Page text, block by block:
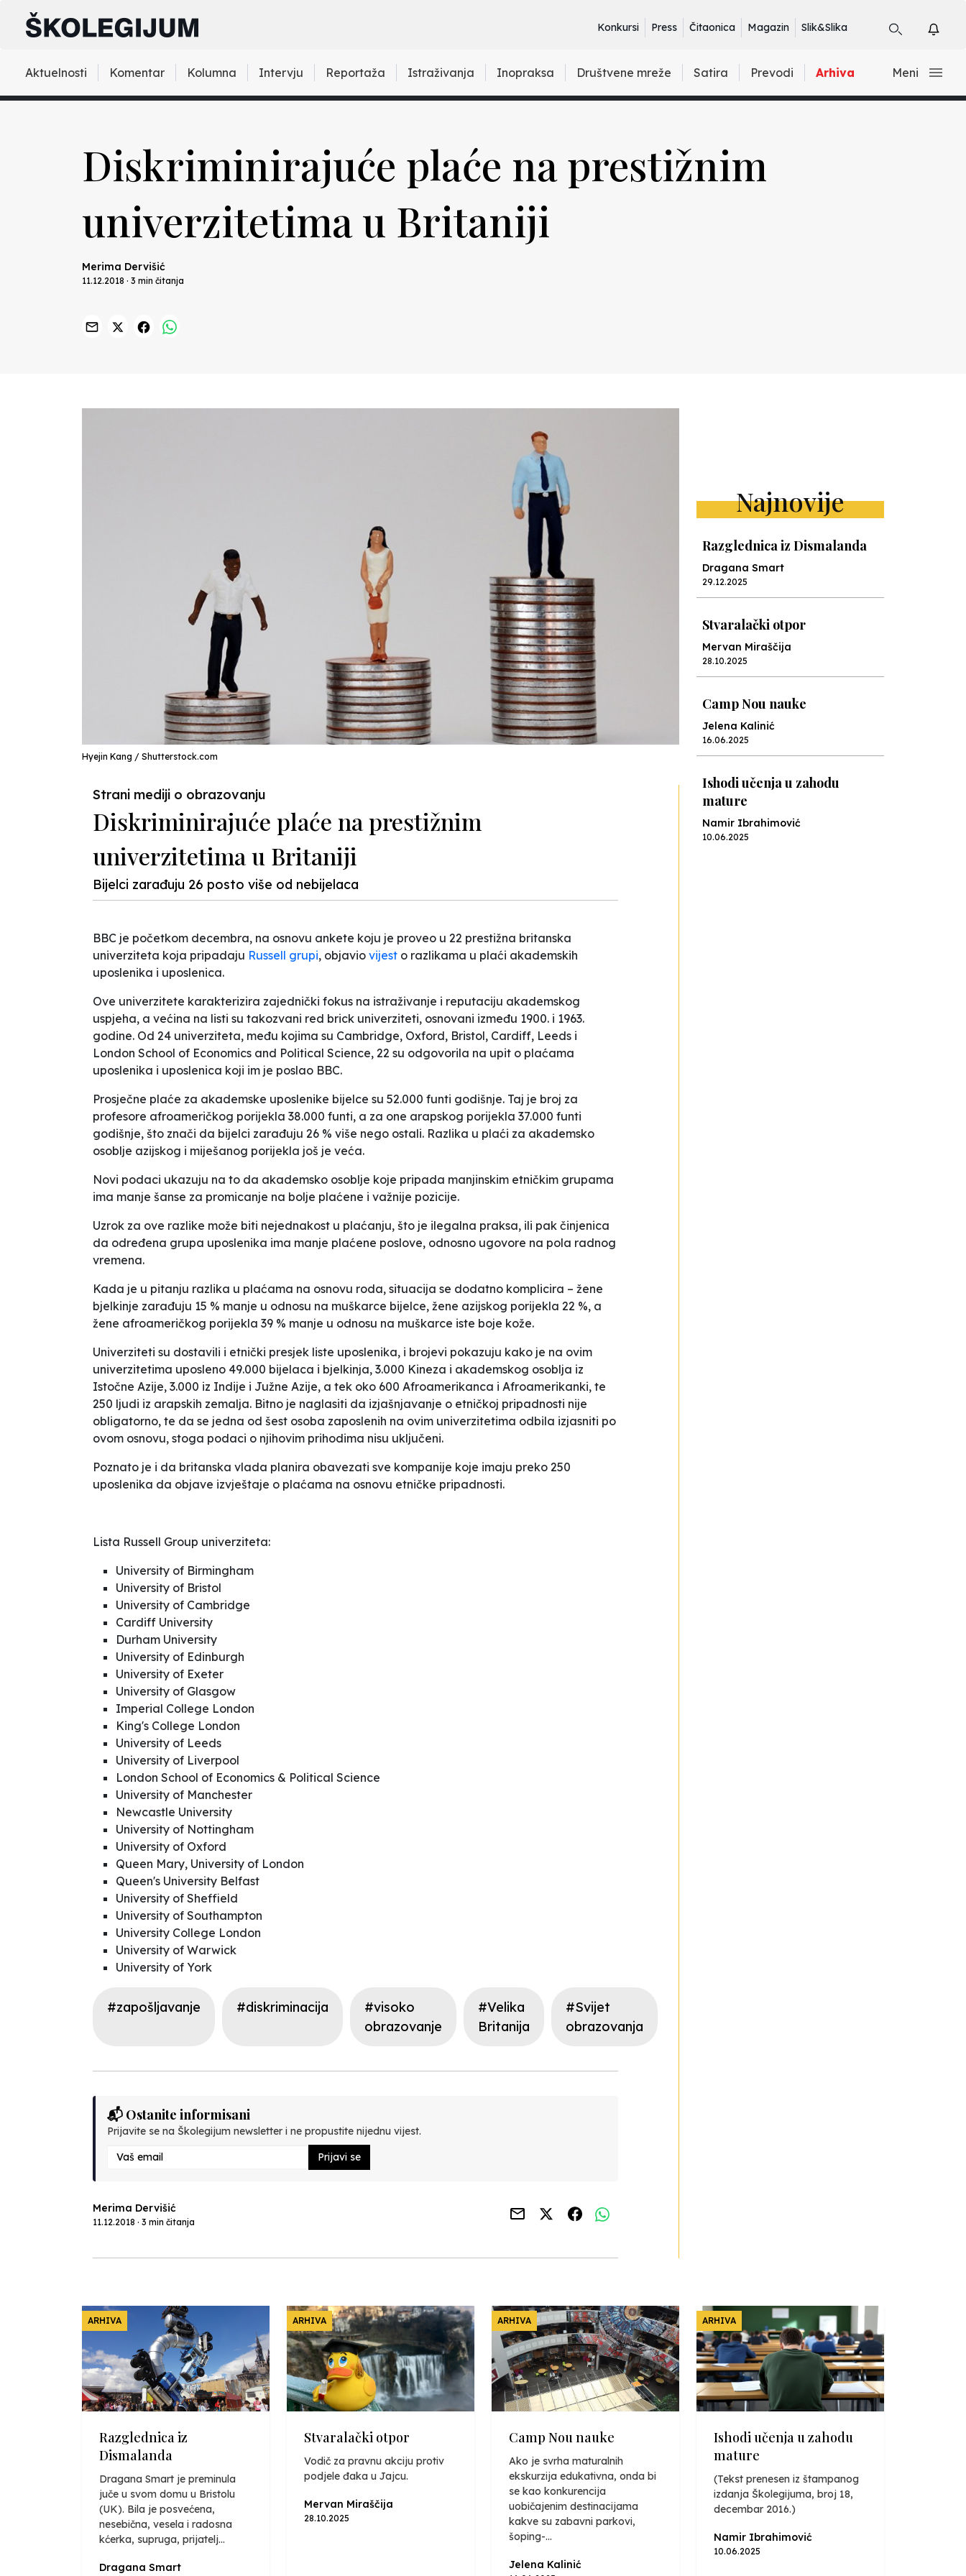
Konkursi Press Čitaonica Magazin Slik&Slika
Aktuelnosti Komentar Kolumna Intervju Reportaža Istraživanja Inopraksa Društvene mreže Satira Prevodi Arhiva Meni
Diskriminirajuće plaće na prestižnim
univerzitetima u Britaniji
Merima Dervišić
11.12.2018 · 3 min čitanja
Hyejin Kang / Shutterstock.com
Strani mediji o obrazovanju
Diskriminirajuće plaće na prestižnim
univerzitetima u Britaniji
Bijelci zarađuju 26 posto više od nebijelaca
BBC je početkom decembra, na osnovu ankete koju je proveo u 22 prestižna britanska
univerziteta koja pripadaju Russell grupi, objavio vijest o razlikama u plaći akademskih
uposlenika i uposlenica.
Ove univerzitete karakterizira zajednički fokus na istraživanje i reputaciju akademskog
uspjeha, a većina na listi su takozvani red brick univerziteti, osnovani između 1900. i 1963.
godine. Od 24 univerziteta, među kojima su Cambridge, Oxford, Bristol, Cardiff, Leeds i
London School of Economics and Political Science, 22 su odgovorila na upit o plaćama
uposlenika i uposlenica koji im je poslao BBC.
Prosječne plaće za akademske uposlenike bijelce su 52.000 funti godišnje. Taj je broj za
profesore afroameričkog porijekla 38.000 funti, a za one arapskog porijekla 37.000 funti
godišnje, što znači da bijelci zarađuju 26 % više nego ostali. Razlika u plaći za akademsko
osoblje azijskog i miješanog porijekla još je veća.
Novi podaci ukazuju na to da akademsko osoblje koje pripada manjinskim etničkim grupama
ima manje šanse za promicanje na bolje plaćene i važnije pozicije.
Uzrok za ove razlike može biti nejednakost u plaćanju, što je ilegalna praksa, ili pak činjenica
da određena grupa uposlenika ima manje plaćene poslove, odnosno ugovore na pola radnog
vremena.
Kada je u pitanju razlika u plaćama na osnovu roda, situacija se dodatno komplicira – žene
bjelkinje zarađuju 15 % manje u odnosu na muškarce bijelce, žene azijskog porijekla 22 %, a
žene afroameričkog porijekla 39 % manje u odnosu na muškarce iste boje kože.
Univerziteti su dostavili i etnički presjek liste uposlenika, i brojevi pokazuju kako je na ovim
univerzitetima uposleno 49.000 bijelaca i bjelkinja, 3.000 Kineza i akademskog osoblja iz
Istočne Azije, 3.000 iz Indije i Južne Azije, a tek oko 600 Afroamerikanca i Afroamerikanki, te
250 ljudi iz arapskih zemalja. Bitno je naglasiti da izjašnjavanje o etničkoj pripadnosti nije
obligatorno, te da se jedna od šest osoba zaposlenih na ovim univerzitetima odbila izjasniti po
ovom osnovu, stoga podaci o njihovim prihodima nisu uključeni.
Poznato je i da britanska vlada planira obavezati sve kompanije koje imaju preko 250
uposlenika da objave izvještaje o plaćama na osnovu etničke pripadnosti.
Lista Russell Group univerziteta:
University of Birmingham
University of Bristol
University of Cambridge
Cardiff University
Durham University
University of Edinburgh
University of Exeter
University of Glasgow
Imperial College London
King's College London
University of Leeds
University of Liverpool
London School of Economics & Political Science
University of Manchester
Newcastle University
University of Nottingham
University of Oxford
Queen Mary, University of London
Queen's University Belfast
University of Sheffield
University of Southampton
University College London
University of Warwick
University of York
#zapošljavanje #diskriminacija
#visoko
obrazovanje
#Velika
Britanija
#Svijet
obrazovanja
📬 Ostanite informisani
Prijavite se na Školegijum newsletter i ne propustite nijednu vijest.
Prijavi se
Merima Dervišić
11.12.2018 · 3 min čitanja
Dragana Smart
29.12.2025
Stvaralački otpor
Mervan Miraščija
28.10.2025
Camp Nou nauke
Jelena Kalinić
16.06.2025
Ishodi učenja u zahodu
mature
Kraj školske godine, fotofiniš
Anes Osmić
04.06.2025
ARHIVA
Razglednica iz
Dismalanda
Dragana Smart je preminula
juče u svom domu u Bristolu
(UK). Bila je posvećena,
nesebična, vesela i radosna
kćerka, supruga, prijatelj...
Dragana Smart
ARHIVA
Stvaralački otpor
Vodič za pravnu akciju protiv
podjele đaka u Jajcu.
Mervan Miraščija
28.10.2025
ARHIVA
Camp Nou nauke
Ako je svrha maturalnih
ekskurzija edukativna, onda bi
se kao konkurencija
uobičajenim destinacijama
kakve su zabavni parkovi,
šoping-...
Jelena Kalinić
ARHIVA
Ishodi učenja u zahodu
mature
(Tekst prenesen iz štampanog
izdanja Školegijuma, broj 18,
decembar 2016.)
Namir Ibrahimović
10.06.2025